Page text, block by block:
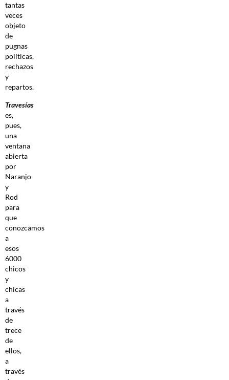
tantas
veces
objeto
de
pugnas
políticas,
rechazos
y
repartos.
Travesías
es,
pues,
una
ventana
abierta
por
Naranjo
y
Rod
para
que
conozcamos
a
esos
6000
chicos
y
chicas
a
través
de
trece
de
ellos,
a
través